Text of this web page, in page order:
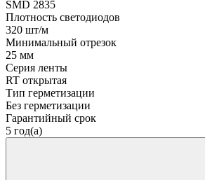
SMD 2835
Плотность светодиодов
320 шт/м
Минимальный отрезок
25 мм
Серия ленты
RT открытая
Тип герметизации
Без герметизации
Гарантийный срок
5 год(а)